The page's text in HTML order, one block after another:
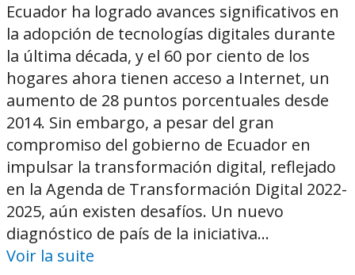
Ecuador ha logrado avances significativos en
la adopción de tecnologías digitales durante
la última década, y el 60 por ciento de los
hogares ahora tienen acceso a Internet, un
aumento de 28 puntos porcentuales desde
2014. Sin embargo, a pesar del gran
compromiso del gobierno de Ecuador en
impulsar la transformación digital, reflejado
en la Agenda de Transformación Digital 2022-
2025, aún existen desafíos. Un nuevo
diagnóstico de país de la iniciativa...
Voir la suite